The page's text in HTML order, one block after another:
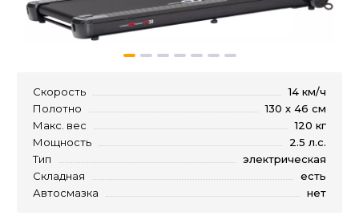
Скорость
14 км/ч
Полотно
130 х 46 см
Макс. вес
120 кг
Мощность
2.5 л.с.
Тип
электрическая
Складная
есть
Автосмазка
нет